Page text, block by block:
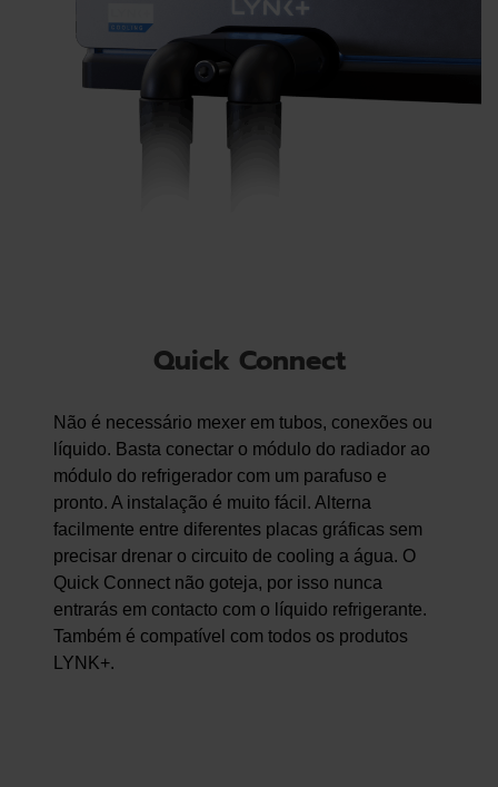
Quick Connect
Não é necessário mexer em tubos, conexões ou
líquido. Basta conectar o módulo do radiador ao
módulo do refrigerador com um parafuso e
pronto. A instalação é muito fácil. Alterna
facilmente entre diferentes placas gráficas sem
precisar drenar o circuito de cooling a água. O
Quick Connect não goteja, por isso nunca
entrarás em contacto com o líquido refrigerante.
Também é compatível com todos os produtos
LYNK+.